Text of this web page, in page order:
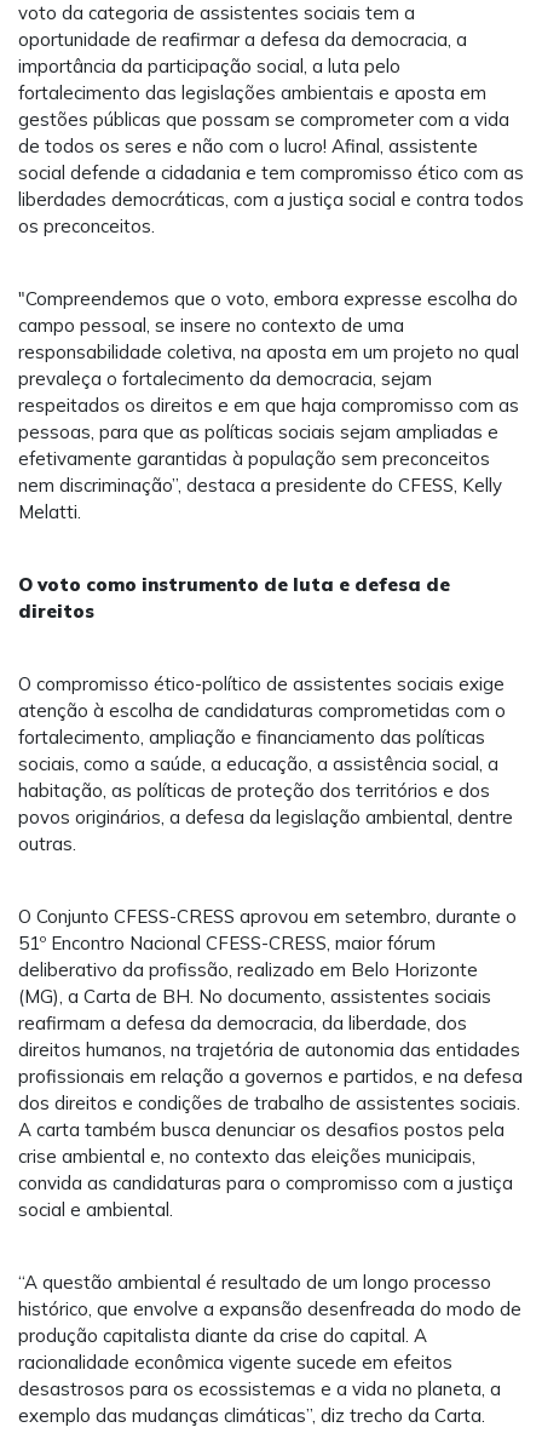
voto da categoria de assistentes sociais tem a
oportunidade de reafirmar a defesa da democracia, a
importância da participação social, a luta pelo
fortalecimento das legislações ambientais e aposta em
gestões públicas que possam se comprometer com a vida
de todos os seres e não com o lucro! Afinal, assistente
social defende a cidadania e tem compromisso ético com as
liberdades democráticas, com a justiça social e contra todos
os preconceitos.
"Compreendemos que o voto, embora expresse escolha do
campo pessoal, se insere no contexto de uma
responsabilidade coletiva, na aposta em um projeto no qual
prevaleça o fortalecimento da democracia, sejam
respeitados os direitos e em que haja compromisso com as
pessoas, para que as políticas sociais sejam ampliadas e
efetivamente garantidas à população sem preconceitos
nem discriminação”, destaca a presidente do CFESS, Kelly
Melatti.
O voto como instrumento de luta e defesa de
direitos
O compromisso ético-político de assistentes sociais exige
atenção à escolha de candidaturas comprometidas com o
fortalecimento, ampliação e financiamento das políticas
sociais, como a saúde, a educação, a assistência social, a
habitação, as políticas de proteção dos territórios e dos
povos originários, a defesa da legislação ambiental, dentre
outras.
O Conjunto CFESS-CRESS aprovou em setembro, durante o
51º Encontro Nacional CFESS-CRESS, maior fórum
deliberativo da profissão, realizado em Belo Horizonte
(MG), a Carta de BH. No documento, assistentes sociais
reafirmam a defesa da democracia, da liberdade, dos
direitos humanos, na trajetória de autonomia das entidades
profissionais em relação a governos e partidos, e na defesa
dos direitos e condições de trabalho de assistentes sociais.
A carta também busca denunciar os desafios postos pela
crise ambiental e, no contexto das eleições municipais,
convida as candidaturas para o compromisso com a justiça
social e ambiental.
“A questão ambiental é resultado de um longo processo
histórico, que envolve a expansão desenfreada do modo de
produção capitalista diante da crise do capital. A
racionalidade econômica vigente sucede em efeitos
desastrosos para os ecossistemas e a vida no planeta, a
exemplo das mudanças climáticas”, diz trecho da Carta.